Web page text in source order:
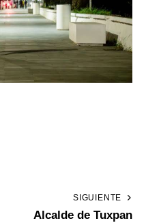
SIGUIENTE
Alcalde de Tuxpan